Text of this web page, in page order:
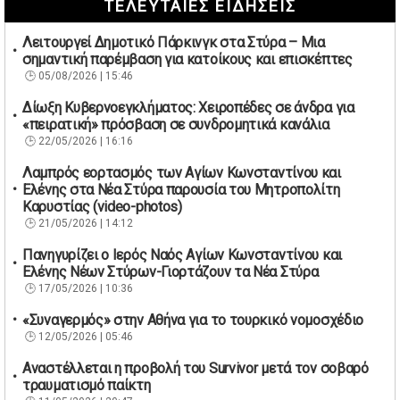
ΤΕΛΕΥΤΑΙΕΣ ΕΙΔΗΣΕΙΣ
Λειτουργεί Δημοτικό Πάρκινγκ στα Στύρα – Μια
σημαντική παρέμβαση για κατοίκους και επισκέπτες
05/08/2026 | 15:46
Δίωξη Κυβερνοεγκλήματος: Χειροπέδες σε άνδρα για
«πειρατική» πρόσβαση σε συνδρομητικά κανάλια
22/05/2026 | 16:16
Λαμπρός εορτασμός των Αγίων Κωνσταντίνου και
Ελένης στα Νέα Στύρα παρουσία του Μητροπολίτη
Καρυστίας (video-photos)
21/05/2026 | 14:12
Πανηγυρίζει ο Ιερός Ναός Αγίων Κωνσταντίνου και
Ελένης Νέων Στύρων-Γιορτάζουν τα Νέα Στύρα
17/05/2026 | 10:36
«Συναγερμός» στην Αθήνα για το τουρκικό νομοσχέδιο
12/05/2026 | 05:46
Αναστέλλεται η προβολή του Survivor μετά τον σοβαρό
τραυματισμό παίκτη